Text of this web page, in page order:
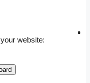
website: